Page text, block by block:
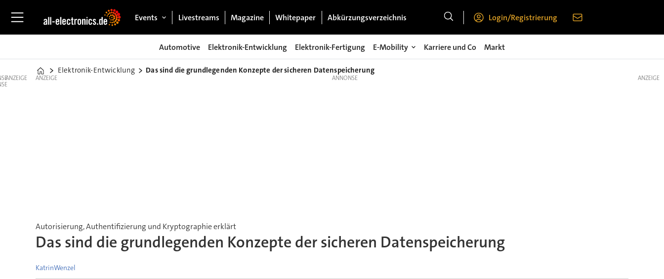
Events Livestreams Magazine Whitepaper Abkürzungsverzeichnis Login/Registrierung
Automotive Elektronik-Entwicklung Elektronik-Fertigung E-Mobility Karriere und Co Markt
Home
Elektronik-Entwicklung Das sind die grundlegenden Konzepte der sicheren Datenspeicherung
ANZEIGE ANZEIGE
Autorisierung, Authentifizierung und Kryptographie erklärt
Das sind die grundlegenden Konzepte der sicheren Datenspeicherung
KatrinWenzel
ANZEIGE